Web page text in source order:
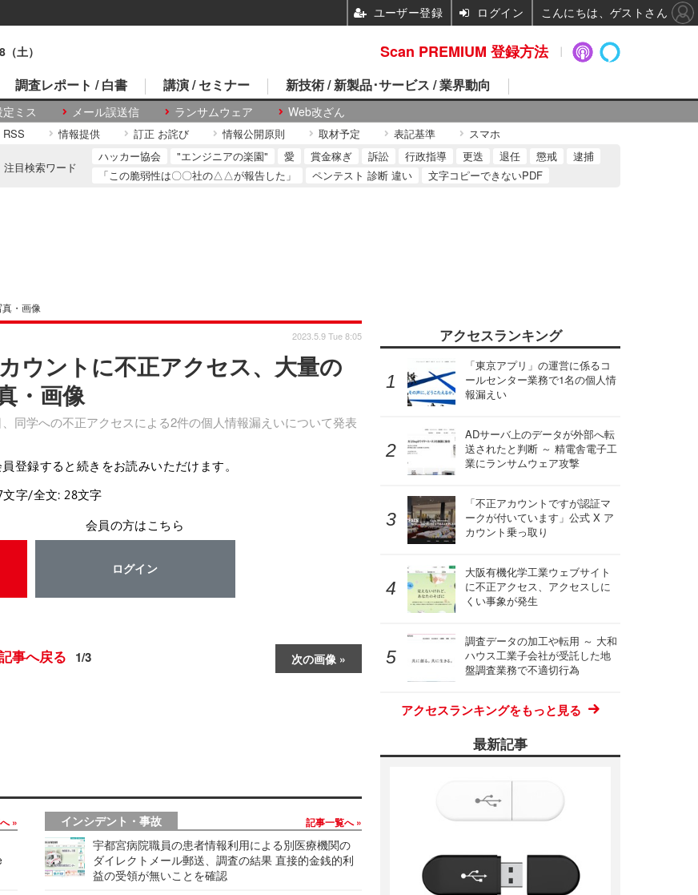
土）
定ミス メール誤送信 ランサムウェア Web改ざん
調査レポート / 白書 講演 / セミナー 新技術 / 新製品･サービス / 業界動向
RSS 情報提供 訂正 お詫び 情報公開原則 取材予定 表記基準 スマホ
注目検索ワード
ハッカー協会 "エンジニアの楽園" 愛 賞金稼ぎ 訴訟 行政指導 更迭 退任 懲戒
逮捕
「この脆弱性は〇〇社の△△が報告した」
ペンテスト 診断 違い 文字コピーできないPDF
真・画像
ウントに不正アクセス、大量の
・画像
同学への不正アクセスによる2件の個人情報漏えいについて発表
2023.5.9 Tue 8:05
登録すると続きをお読みいただけます。
文字/全文: 28文字
会員の方はこちら
ログイン
次の画像
事へ戻る 1/3
インシデント・事故 記事一覧へ
宇都宮病院職員の患者情報利用による別医療機関の
ダイレクトメール郵送、調査の結果 直接的金銭的利
益の受領が無いことを確認
アクセスランキング
「東京アプリ」の運営に係るコ
ールセンター業務で1名の個人情
報漏えい
ADサーバ上のデータが外部へ転
送されたと判断 ～ 精電舎電子工
業にランサムウェア攻撃
「不正アカウントですが認証マ
ークが付いています」公式 X ア
カウント乗っ取り
大阪有機化学工業ウェブサイト
に不正アクセス、アクセスしに
くい事象が発生
調査データの加工や転用 ～ 大和
ハウス工業子会社が受託した地
盤調査業務で不適切行為
アクセスランキングをもっと見る
最新記事
Scan PREMIUM 登録方法
ユーザー登録 ログイン こんにちは、ゲストさん